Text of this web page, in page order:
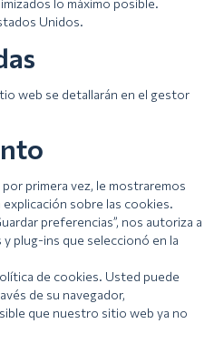
Unidos.
web se detallarán en el gestor
primera vez, le mostraremos
sobre las cookies.
preferencias”, nos autoriza a
plug-ins que seleccionó en la
de cookies. Usted puede
de su navegador,
que nuestro sitio web ya no